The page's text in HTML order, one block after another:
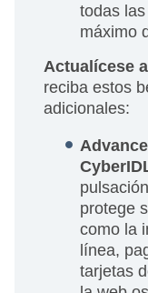
todas
máximo
Actualícese
reciba estos
adicionales:
protege
como la
línea,
tarjetas